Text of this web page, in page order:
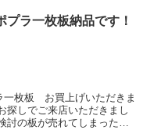
プラ一枚板納品です！
一枚板 お買上げいただきま